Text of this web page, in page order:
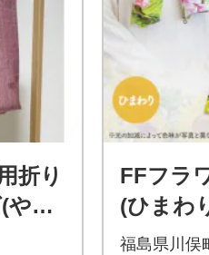
折り
やた
FFフラ
(ひまわ
福島県川俣